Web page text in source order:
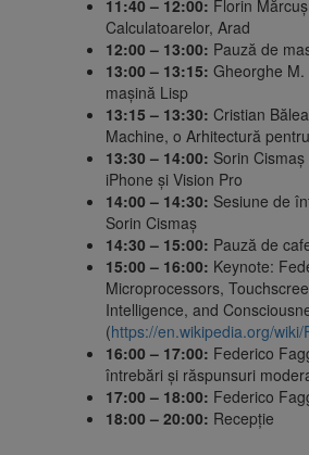
11:40 – 12:00: Florin
Calculatoarelor, Arad
12:00 – 13:00: Pauză de
13:00 – 13:15: Gheorghe M.
mașină Lisp
13:15 – 13:30: Cristian
Machine, o Arhitectură
13:30 – 14:00: Sorin
iPhone și Vision Pro
14:00 – 14:30: Sesiune de
Sorin Cismaș
14:30 – 15:00: Pauză de
15:00 – 16:00: Keynote:
Microprocessors,
Intelligence, and
(https://en.wikipedia.org/
16:00 – 17:00: Federico
întrebări și răspunsuri
17:00 – 18:00: Federico
18:00 – 20:00: Recepție